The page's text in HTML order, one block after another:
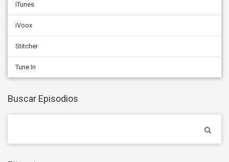
iTunes
iVoox
Stitcher
Tune In
Buscar Episodios